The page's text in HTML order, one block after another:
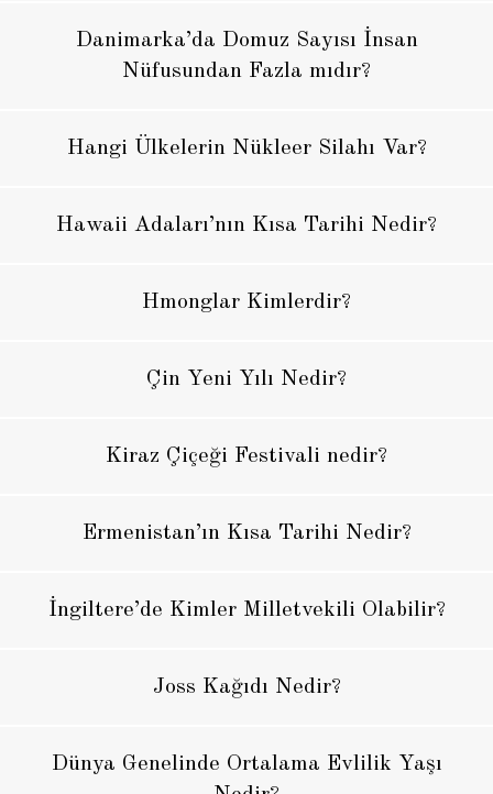
Danimarka’da Domuz Sayısı İnsan
Nüfusundan Fazla mıdır?
Hangi Ülkelerin Nükleer Silahı Var?
Hawaii Adaları’nın Kısa Tarihi Nedir?
Hmonglar Kimlerdir?
Çin Yeni Yılı Nedir?
Kiraz Çiçeği Festivali nedir?
Ermenistan’ın Kısa Tarihi Nedir?
İngiltere’de Kimler Milletvekili Olabilir?
Joss Kağıdı Nedir?
Dünya Genelinde Ortalama Evlilik Yaşı